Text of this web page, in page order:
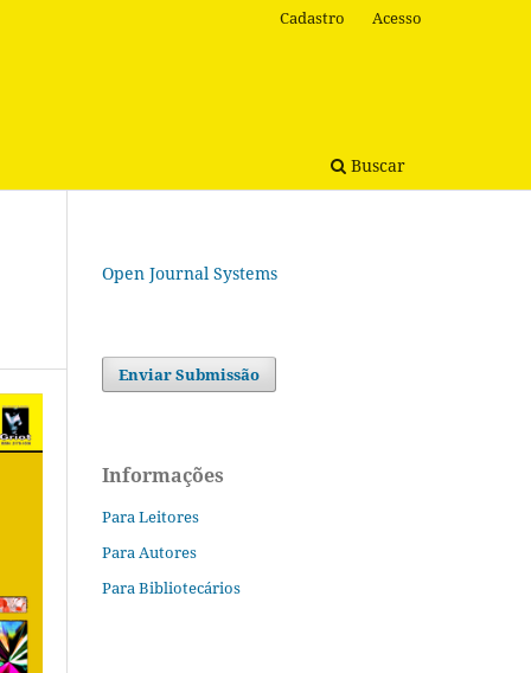
Buscar
Cadastro Acesso
Open Journal Systems
Enviar Submissão
Informações
Para Leitores
Para Autores
Para Bibliotecários